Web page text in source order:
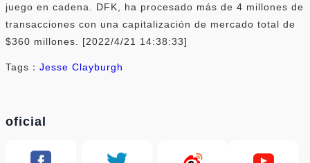
juego en cadena. DFK, ha procesado más de 4 millones de
transacciones con una capitalización de mercado total de
$360 millones. [2022/4/21 14:38:33]
Tags： Jesse Clayburgh
oficial